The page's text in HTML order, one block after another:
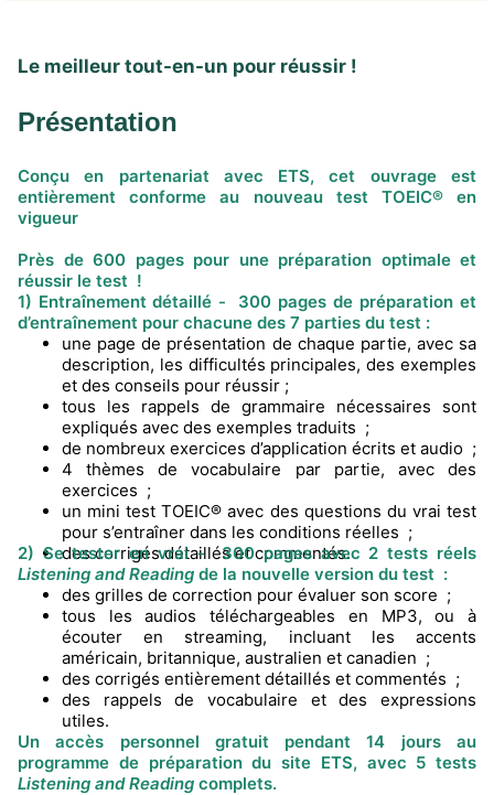
Le meilleur tout-en-un pour réussir !
Présentation
Conçu en partenariat avec ETS, cet ouvrage est
entièrement conforme au nouveau test TOEIC® en
vigueur
Près de 600 pages pour une préparation optimale et
réussir le test !
1) Entraînement détaillé - 300 pages de préparation et
d’entraînement pour chacune des 7 parties du test :
une page de présentation de chaque partie, avec sa
description, les difficultés principales, des exemples
et des conseils pour réussir ;
tous les rappels de grammaire nécessaires sont
expliqués avec des exemples traduits ;
de nombreux exercices d’application écrits et audio ;
4 thèmes de vocabulaire par partie, avec des
exercices ;
un mini test TOEIC® avec des questions du vrai test
pour s’entraîner dans les conditions réelles ;
des corrigés détaillés et commentés.
2) Se tester en vrai -300 pages avec 2 tests réels
Listening and Reading de la nouvelle version du test :
des grilles de correction pour évaluer son score ;
tous les audios téléchargeables en MP3, ou à
écouter en streaming, incluant les accents
américain, britannique, australien et canadien ;
des corrigés entièrement détaillés et commentés ;
des rappels de vocabulaire et des expressions
utiles.
Un accès personnel gratuit pendant 14 jours au
programme de préparation du site ETS, avec 5 tests
Listening and Reading complets.